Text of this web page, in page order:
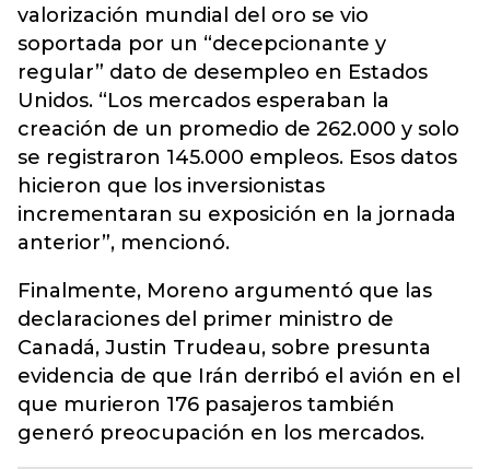
valorización mundial del oro se vio
soportada por un “decepcionante y
regular” dato de desempleo en Estados
Unidos. “Los mercados esperaban la
creación de un promedio de 262.000 y solo
se registraron 145.000 empleos. Esos datos
hicieron que los inversionistas
incrementaran su exposición en la jornada
anterior”, mencionó.
Finalmente, Moreno argumentó que las
declaraciones del primer ministro de
Canadá, Justin Trudeau, sobre presunta
evidencia de que Irán derribó el avión en el
que murieron 176 pasajeros también
generó preocupación en los mercados.